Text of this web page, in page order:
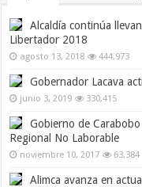
Alcaldía continúa
Libertador 2018
agosto 13, 2018 444,973
Gobernador Lacava
junio 3, 2019 330,415
Gobierno de
Regional No Laborable
noviembre 10, 2017 63,384
Alimca avanza en